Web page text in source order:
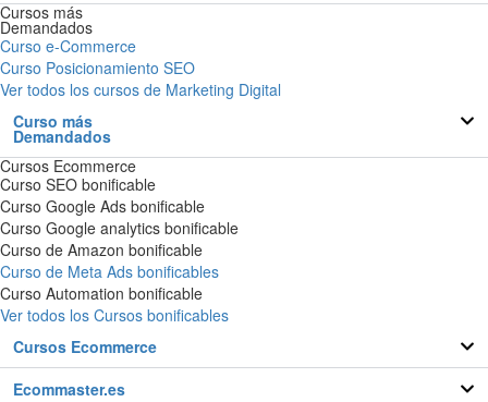
Cursos más
Demandados
Curso e-Commerce
Curso Posicionamiento SEO
Ver todos los cursos de Marketing Digital
Curso más
Demandados
Cursos Ecommerce
Curso SEO bonificable
Curso Google Ads bonificable
Curso Google analytics bonificable
Curso de Amazon bonificable
Curso de Meta Ads bonificables
Curso Automation bonificable
Ver todos los Cursos bonificables
Cursos Ecommerce
Ecommaster.es